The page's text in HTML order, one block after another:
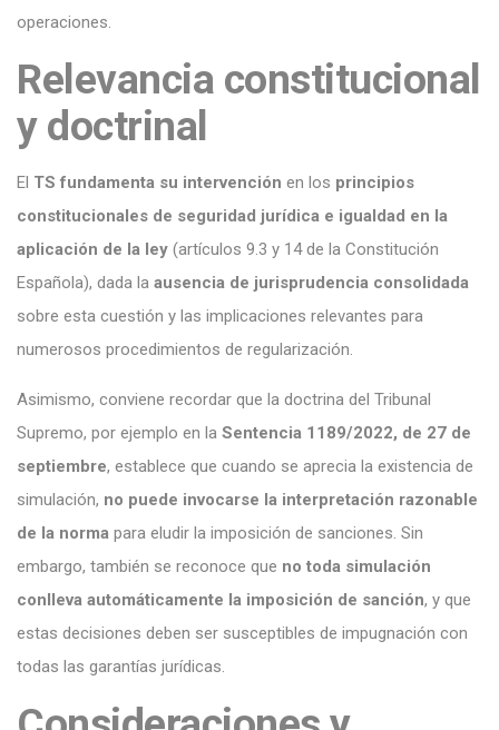
operaciones.
Relevancia constitucional
y doctrinal
El TS fundamenta su intervención en los principios
constitucionales de seguridad jurídica e igualdad en la
aplicación de la ley (artículos 9.3 y 14 de la Constitución
Española), dada la ausencia de jurisprudencia consolidada
sobre esta cuestión y las implicaciones relevantes para
numerosos procedimientos de regularización.
Asimismo, conviene recordar que la doctrina del Tribunal
Supremo, por ejemplo en la Sentencia 1189/2022, de 27 de
septiembre, establece que cuando se aprecia la existencia de
simulación, no puede invocarse la interpretación razonable
de la norma para eludir la imposición de sanciones. Sin
embargo, también se reconoce que no toda simulación
conlleva automáticamente la imposición de sanción, y que
estas decisiones deben ser susceptibles de impugnación con
todas las garantías jurídicas.